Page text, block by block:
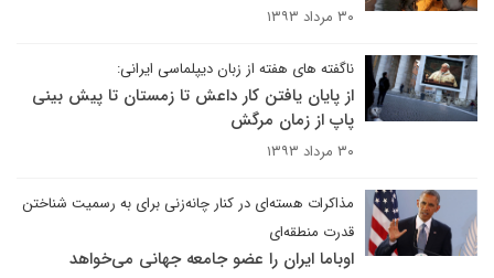
۳۰ مرداد ۱۳۹۳
ناگفته های هفته از زبان دیپلماسی ایرانی:
از پایان یافتن کار داعش تا زمستان تا پیش بینی
پاپ از زمان مرگش
۳۰ مرداد ۱۳۹۳
مذاکرات هسته‌ای در کنار چانه‌زنی برای به رسمیت شناختن
قدرت منطقه‌ای
اوباما ایران را عضو جامعه جهانی می‌خواهد